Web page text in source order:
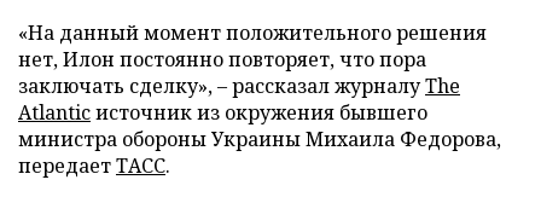
«На данный момент положительного решения
нет, Илон постоянно повторяет, что пора
заключать сделку», – рассказал журналуThe
Atlanticисточник из окружения бывшего
министра обороны Украины Михаила Федорова,
передаетТАСС.